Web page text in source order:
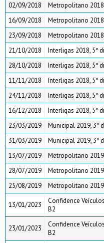
02/09/2018
Metropolitano
16/09/2018
Metropolitano
23/09/2018
Metropolitano
21/10/2018
Interligas 2018, 5ª
28/10/2018
Interligas 2018, 5ª
11/11/2018
Interligas 2018, 5ª
24/11/2018
Interligas 2018, 5ª
16/12/2018
Interligas 2018, 5ª
23/03/2019
Municipal 2019, 3ª
31/03/2019
Municipal 2019, 3ª
13/07/2019
Metropolitano
28/07/2019
Metropolitano
25/08/2019
Metropolitano
13/01/2023
Confidence
B2
23/01/2023
Confidence
B2